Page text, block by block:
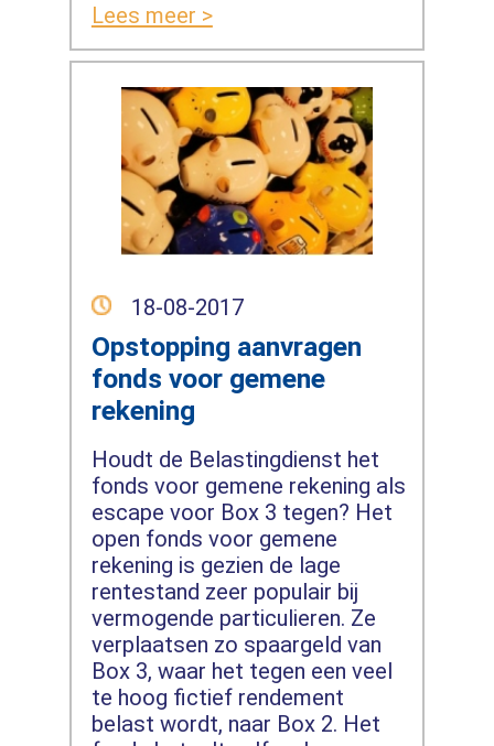
Lees meer >
18-08-2017
Opstopping aanvragen
fonds voor gemene
rekening
Houdt de Belastingdienst het
fonds voor gemene rekening als
escape voor Box 3 tegen? Het
open fonds voor gemene
rekening is gezien de lage
rentestand zeer populair bij
vermogende particulieren. Ze
verplaatsen zo spaargeld van
Box 3, waar het tegen een veel
te hoog fictief rendement
belast wordt, naar Box 2. Het